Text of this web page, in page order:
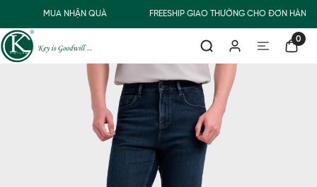
MUA NHẬN QUÀ FREESHIP GIAO THƯỜNG CHO ĐƠN
0